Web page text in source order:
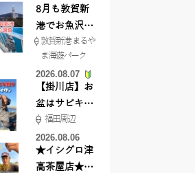
8月も敦賀新
港でお魚沢山
♪ イシグロ彦
根店
敦賀新港 まるや
ま海遊パーク
2026.08.07
【掛川店】お
盆はサビキ釣
りいきません
か?
福田周辺
2026.08.06
★イシグロ津
高茶屋店★津